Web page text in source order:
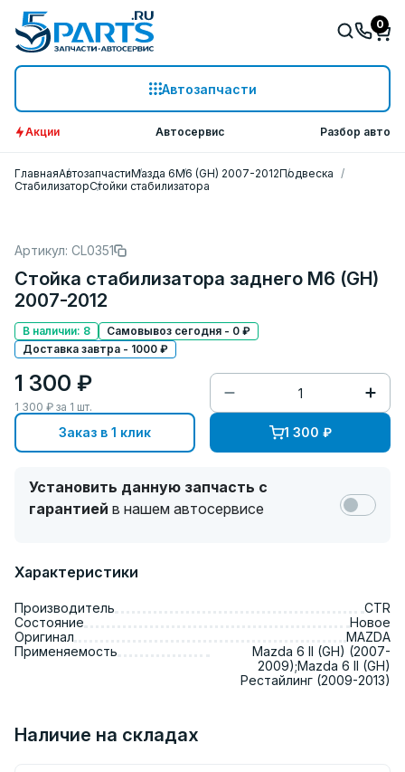
Автозапчасти
0
Акции Автосервис Разбор авто
ГлавнаяАвтозапчастиМазда 6M6 (GH) 2007-2012Подвеска
СтабилизаторСтойки стабилизатора
Артикул: CL0351
Стойка стабилизатора заднего M6 (GH)
2007-2012
В наличии: 8
Самовывоз сегодня - 0 ₽
Доставка завтра - 1000 ₽
1 300 ₽
1 300 ₽ за 1 шт.
Заказ в 1 клик 1 300 ₽
Установить данную запчасть с
гарантией в нашем автосервисе
Характеристики
Производитель
CTR
Состояние
Новое
Оригинал
MAZDA
Применяемость
Mazda 6 II (GH) (2007-
2009);Mazda 6 II (GH)
Рестайлинг (2009-2013)
Наличие на складах